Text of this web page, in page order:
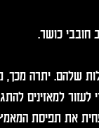
חובבי כושר.
שלהם. יתרה
לעזור למאזינים
את תפיסת